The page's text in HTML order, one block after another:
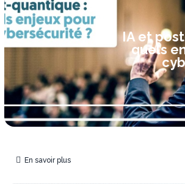
IA et
quels
En savoir plus